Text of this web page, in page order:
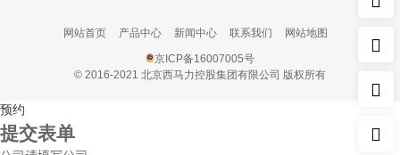
网站首页 产品中心 新闻中心 联系我们 网站地图
京ICP备16007005号
© 2016-2021 北京西马力控股集团有限公司 版权所有
预约
提交表单